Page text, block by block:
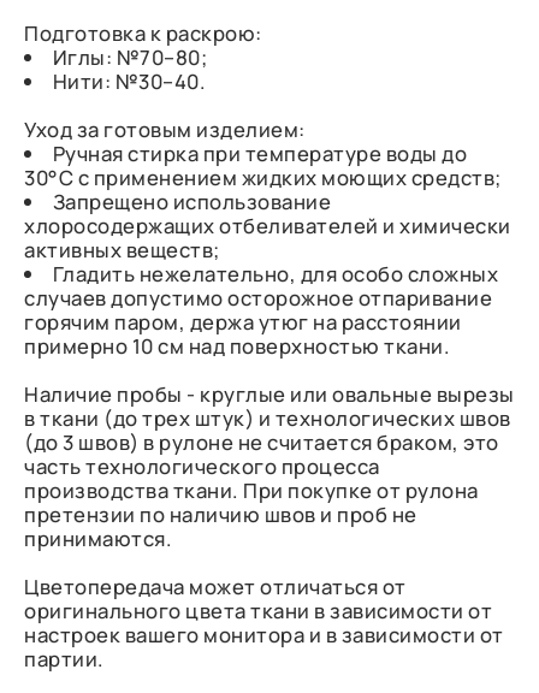
Подготовка к раскрою:
Иглы: №70–80;
Нити: №30–40.
Уход за готовым изделием:
Ручная стирка при температуре воды до
30°C с применением жидких моющих средств;
Запрещено использование
хлоросодержащих отбеливателей и химически
активных веществ;
Гладить нежелательно, для особо сложных
случаев допустимо осторожное отпаривание
горячим паром, держа утюг на расстоянии
примерно 10 см над поверхностью ткани.
Наличие пробы - круглые или овальные вырезы
в ткани (до трех штук) и технологических швов
(до 3 швов) в рулоне не считается браком, это
часть технологического процесса
производства ткани. При покупке от рулона
претензии по наличию швов и проб не
принимаются.
Цветопередача может отличаться от
оригинального цвета ткани в зависимости от
настроек вашего монитора и в зависимости от
партии.